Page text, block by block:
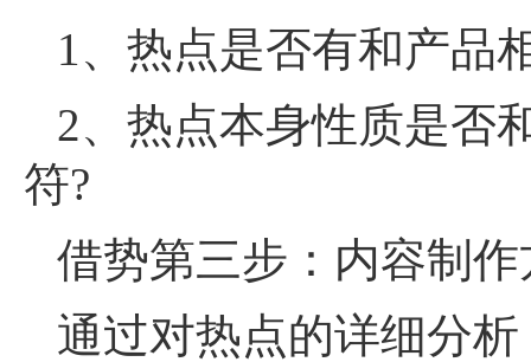
1、热点是否有和产品
2、热点本身性质是否
符?
借势第三步：内容制作
通过对热点的详细分